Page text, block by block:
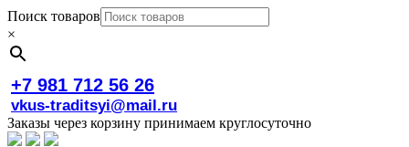
Поиск товаров
×
+7 981 712 56 26
vkus-traditsyi@mail.ru
Заказы через корзину принимаем круглосуточно